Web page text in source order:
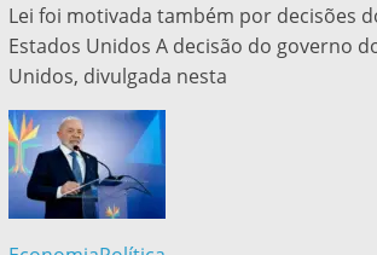
Lei foi motivada também por decisões
Estados Unidos A decisão do governo
Unidos, divulgada nesta